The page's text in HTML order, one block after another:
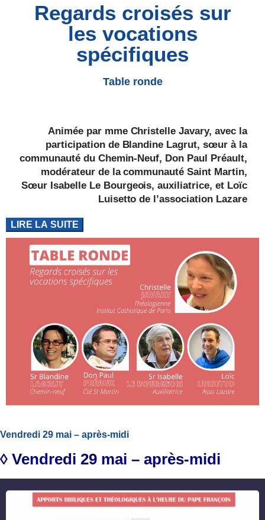
Regards croisés sur
les vocations
spécifiques
Table ronde
Animée par mme Christelle Javary, avec la
participation de Blandine Lagrut, sœur à la
communauté du Chemin-Neuf, Don Paul Préault,
modérateur de la communauté Saint Martin,
Sœur Isabelle Le Bourgeois, auxiliatrice, et Loïc
Luisetto de l’association Lazare
LIRE LA SUITE
Vendredi 29 mai – après-midi
◊ Vendredi 29 mai – après-midi